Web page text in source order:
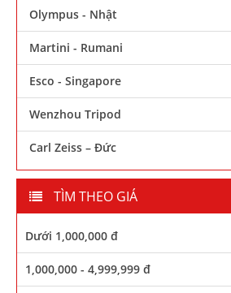
Olympus - Nhật
Martini - Rumani
Esco - Singapore
Wenzhou Tripod
Carl Zeiss – Đức
TÌM THEO GIÁ
Dưới 1,000,000 đ
1,000,000 - 4,999,999 đ